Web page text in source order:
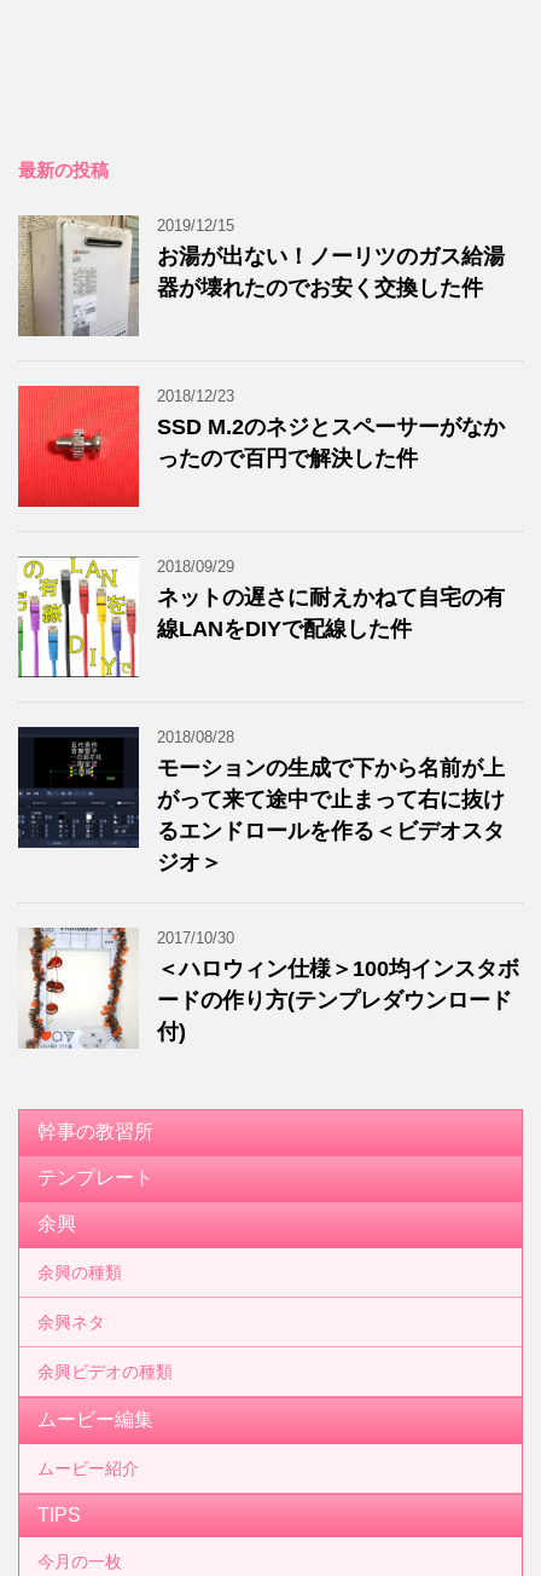
最新の投稿
2019/12/15
お湯が出ない！ノーリツのガス給湯
器が壊れたのでお安く交換した件
2018/12/23
SSD M.2のネジとスペーサーがなか
ったので百円で解決した件
2018/09/29
ネットの遅さに耐えかねて自宅の有
線LANをDIYで配線した件
2018/08/28
モーションの生成で下から名前が上
がって来て途中で止まって右に抜け
るエンドロールを作る＜ビデオスタ
ジオ＞
2017/10/30
＜ハロウィン仕様＞100均インスタボ
ードの作り方(テンプレダウンロード
付)
幹事の教習所
テンプレート
余興
余興の種類
余興ネタ
余興ビデオの種類
ムービー編集
ムービー紹介
TIPS
今月の一枚